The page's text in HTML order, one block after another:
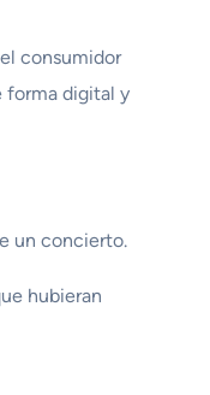
consumidor
forma digital y
un concierto.
hubieran